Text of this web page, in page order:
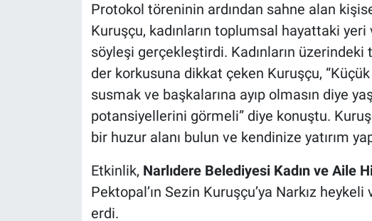
Protokol töreninin ardından sahne alan
Kuruşçu, kadınların toplumsal hayattaki
söyleşi gerçekleştirdi. Kadınların
der korkusuna dikkat çeken Kuruşçu,
susmak ve başkalarına ayıp olmasın diye
potansiyellerini görmeli” diye konuştu.
bir huzur alanı bulun ve kendinize yatırım
Etkinlik, Narlıdere Belediyesi Kadın ve Aile
Pektopal’ın Sezin Kuruşçu’ya Narkız
erdi.